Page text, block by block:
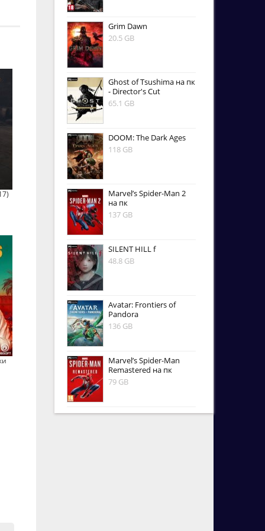
Grim Dawn
20.5 GB
Ghost of Tsushima на пк
- Director's Cut
65.1 GB
DOOM: The Dark Ages
118 GB
Marvel’s Spider-Man 2
на пк
137 GB
SILENT HILL f
48.8 GB
Avatar: Frontiers of
Pandora
136 GB
Marvel’s Spider-Man
Remastered на пк
79 GB